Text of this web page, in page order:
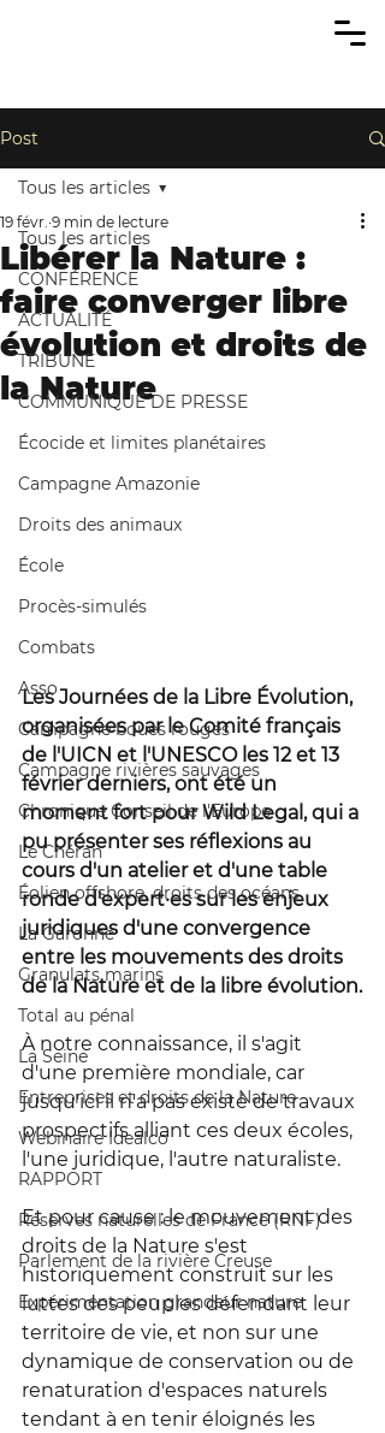
Post
Tous les articles
CONFÉRENCE
ACTUALITÉ
TRIBUNE
COMMUNIQUÉ DE PRESSE
Écocide et limites planétaires
Campagne Amazonie
Droits des animaux
École
Procès-simulés
Combats
Asso
Campagne boues rouges
Campagne rivières sauvages
Chronique Conseil de l'Europe
Le Chéran
Éolien offshore, droits des océans
La Garonne
Granulats marins
Total au pénal
La Seine
Entreprises et droits de la Nature
Webinaire Idealco
RAPPORT
Réserves naturelles de France (RNF)
Parlement de la rivière Creuse
Expérimentation grandeur nature
Tous les articles
Libérer la Nature :
faire converger libre
évolution et droits de
la Nature
19 févr. 9 min de lecture
Les Journées de la Libre Évolution,
organisées par le Comité français
de l'UICN et l'UNESCO les 12 et 13
février derniers, ont été un
moment fort pour Wild Legal, qui a
pu présenter ses réflexions au
cours d'un atelier et d'une table
ronde d'expert·es sur les enjeux
juridiques d'une convergence
entre les mouvements des droits
de la Nature et de la libre évolution.
À notre connaissance, il s'agit
d'une première mondiale, car
jusqu'ici il n'a pas existé de travaux
prospectifs alliant ces deux écoles,
l'une juridique, l'autre naturaliste.
Et pour cause : le mouvement des
droits de la Nature s'est
historiquement construit sur les
luttes des peuples défendant leur
territoire de vie, et non sur une
dynamique de conservation ou de
renaturation d'espaces naturels
tendant à en tenir éloignés les